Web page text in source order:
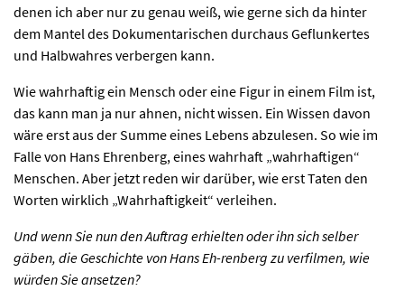
denen ich aber nur zu genau weiß, wie gerne sich da hinter
dem Mantel des Dokumentarischen durchaus Geflunkertes
und Halbwahres verbergen kann.
Wie wahrhaftig ein Mensch oder eine Figur in einem Film ist,
das kann man ja nur ahnen, nicht wissen. Ein Wissen davon
wäre erst aus der Summe eines Lebens abzulesen. So wie im
Falle von Hans Ehrenberg, eines wahrhaft „wahrhaftigen“
Menschen. Aber jetzt reden wir darüber, wie erst Taten den
Worten wirklich „Wahrhaftigkeit“ verleihen.
Und wenn Sie nun den Auftrag erhielten oder ihn sich selber
gäben, die Geschichte von Hans Eh-renberg zu verfilmen, wie
würden Sie ansetzen?